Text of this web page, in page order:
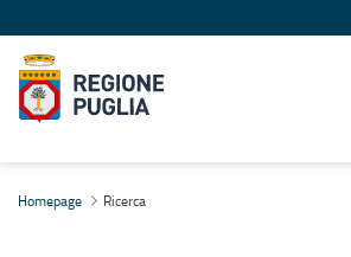
Homepage Ricerca